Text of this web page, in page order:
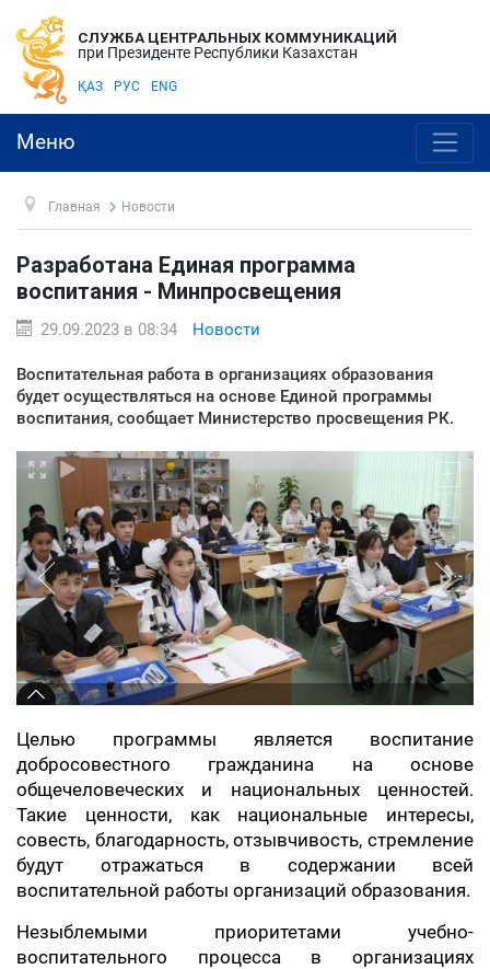
СЛУЖБА ЦЕНТРАЛЬНЫХ КОММУНИКАЦИЙ
при Президенте Республики Казахстан
ҚАЗ РУС ENG
Меню
Главная Новости
Разработана Единая программа
воспитания - Минпросвещения
29.09.2023 в 08:34 Новости
Воспитательная работа в организациях образования
будет осуществляться на основе Единой программы
воспитания, сообщает Министерство просвещения РК.
Целью программы является воспитание
добросовестного гражданина на основе
общечеловеческих и национальных ценностей.
Такие ценности, как национальные интересы,
совесть, благодарность, отзывчивость, стремление
будут отражаться в содержании всей
воспитательной работы организаций образования.
Незыблемыми приоритетами учебно-
воспитательного процесса в организациях